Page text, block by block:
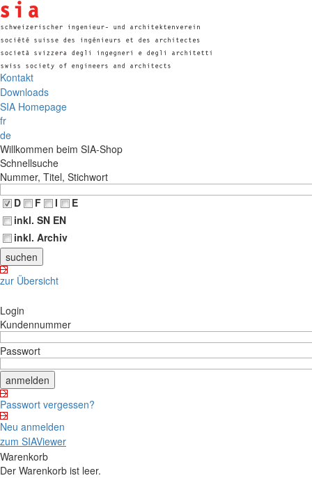
Kontakt
Downloads
SIA Homepage
fr
de
Willkommen beim SIA-Shop
Schnellsuche
Nummer, Titel, Stichwort
D
F I
E
inkl. SN EN
inkl. Archiv
zur Übersicht
Login
Kundennummer
Passwort
Passwort vergessen?
Neu anmelden
zum SIAViewer
Warenkorb
Der Warenkorb ist leer.